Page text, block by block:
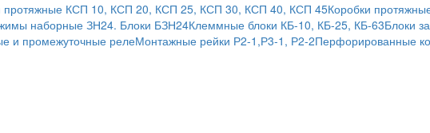
протяжные КСП 10, КСП 20, КСП 25, КСП 30, КСП 40, КСП 45Коробки
наборные ЗН24. Блоки БЗН24Клеммные блоки КБ-10, КБ-25, КБ-63Блоки
и промежуточные релеМонтажные рейки Р2-1,Р3-1, Р2-2Перфорированные